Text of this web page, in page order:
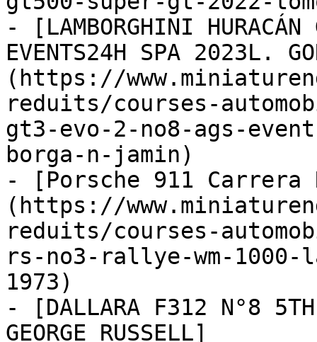
- [LAMBORGHINI
EVENTS24H SPA 2023L.
(https://
reduits/courses-
gt3-evo-2-no8-ags-
borga-n-jamin)
- [Porsche 911 Carrera
(https://
reduits/courses-
rs-no3-rallye-wm-
1973)
- [DALLARA F312 N°8
GEORGE RUSSELL]